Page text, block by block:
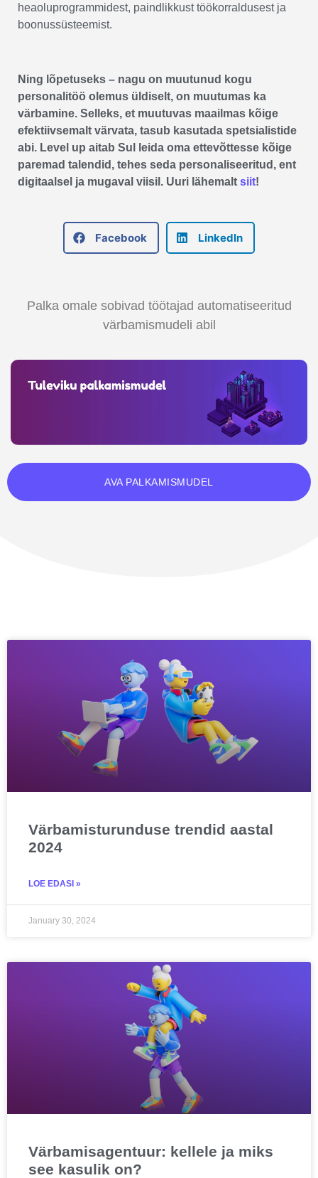
heaoluprogrammidest, paindlikkust töökorraldusest ja
boonussüsteemist.
Ning lõpetuseks – nagu on muutunud kogu
personalitöö olemus üldiselt, on muutumas ka
värbamine. Selleks, et muutuvas maailmas kõige
efektiivsemalt värvata, tasub kasutada spetsialistide
abi. Level up aitab Sul leida oma ettevõttesse kõige
paremad talendid, tehes seda personaliseeritud, ent
digitaalsel ja mugaval viisil. Uuri lähemalt siit!
Facebook LinkedIn
Palka omale sobivad töötajad automatiseeritud
värbamismudeli abil
AVA PALKAMISMUDEL
Värbamisturunduse trendid aastal
2024
LOE EDASI »
January 30, 2024
Värbamisagentuur: kellele ja miks
see kasulik on?